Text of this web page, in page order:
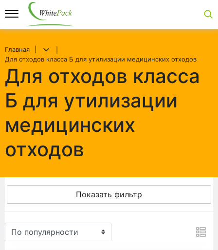
Главная
Для отходов класса Б для утилизации медицинских отходов
Для отходов класса
Б для утилизации
медицинских
отходов
Показать фильтр